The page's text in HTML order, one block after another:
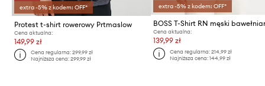
extra -5% z kodem: OFF*
Protest t-shirt rowerowy Prtmaslow
Cena aktualna:
149,99 zł
Cena regularna:299,99 zł
Najniższa cena:299,99 zł
extra -5% z kodem: OFF*
BOSS T-Shirt RN męski
Cena aktualna:
139,99 zł
Cena regularna: 214,99 zł
Najniższa cena: 144,99 zł